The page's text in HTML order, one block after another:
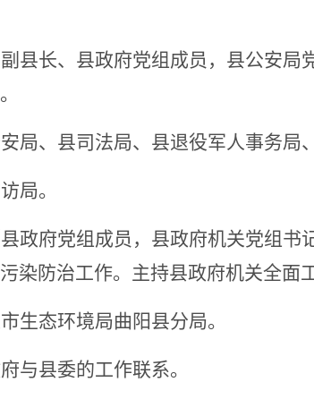
副县长、 县政府党组成员，县公安局
局、县司法局、县退役军人事务局
局。
县政府党组成员，县政府机关党组书
染防治工作。主持县政府机关全面
生态环境局曲阳县分局。
与县委的工作联系。